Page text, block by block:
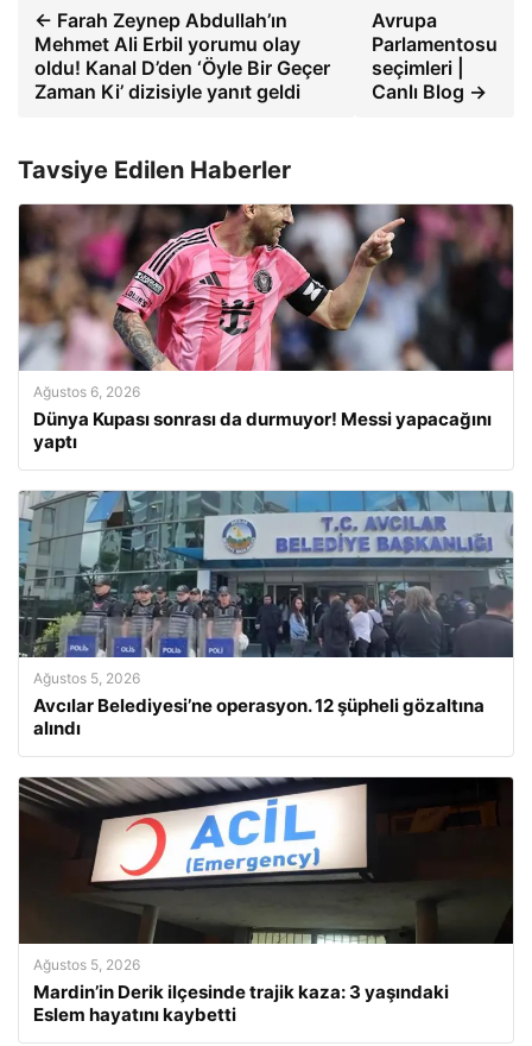
← Farah Zeynep Abdullah’ın
Mehmet Ali Erbil yorumu olay
oldu! Kanal D’den ‘Öyle Bir Geçer
Zaman Ki’ dizisiyle yanıt geldi
Avrupa
Parlamentosu
seçimleri |
Canlı Blog →
Tavsiye Edilen Haberler
Ağustos 6, 2026
Dünya Kupası sonrası da durmuyor! Messi yapacağını
yaptı
Ağustos 5, 2026
Avcılar Belediyesi’ne operasyon. 12 şüpheli gözaltına
alındı
Ağustos 5, 2026
Mardin’in Derik ilçesinde trajik kaza: 3 yaşındaki
Eslem hayatını kaybetti